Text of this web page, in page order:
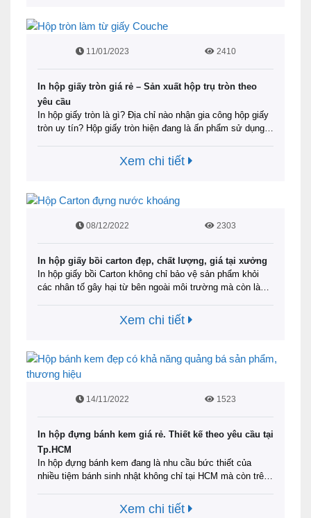
11/01/2023 2410
In hộp giấy tròn giá rẻ – Sản xuất hộp trụ tròn theo
yêu cầu
In hộp giấy tròn là gì? Địa chỉ nào nhận gia công hộp giấy
tròn uy tín? Hộp giấy tròn hiện đang là ấn phẩm sử dụng
khoăn của mình, hãy cùng ingiasieure.com tìm hiểu qua
bài viết này. Tin rằng bạn sẽ sớm biết …
Xem chi tiết
08/12/2022 2303
In hộp giấy bồi carton đẹp, chất lượng, giá tại xưởng
In hộp giấy bồi Carton không chỉ bảo vệ sản phẩm khỏi
các nhân tố gây hại từ bên ngoài môi trường mà còn là
rõ hơn lý do tại sao nên in hộp bồi Carton Offset và địa chỉ
Đọc tiếpXem chi tiết
14/11/2022 1523
In hộp đựng bánh kem giá rẻ. Thiết kế theo yêu cầu tại
Tp.HCM
In hộp đựng bánh kem đang là nhu cầu bức thiết của
nhiều tiệm bánh sinh nhật không chỉ tại HCM mà còn trên
chất liệu an toàn, thân thiện với môi trường với mẫu mã
đa dạng. Không chỉ nâng tầm bánh kem …
Xem chi tiết